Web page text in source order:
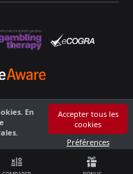
En
Accepter tous les
cookies
Préférences
sont réservés. Ce site n'est
18 ans !
responsable !